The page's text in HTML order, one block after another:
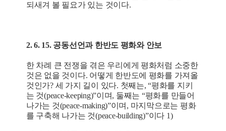
되새겨 볼 필요가 있는 것이다.
2. 6. 15. 공동선언과 한반도 평화와 안보
한 차례 큰 전쟁을 겪은 우리에게 평화처럼 소중한
것은 없을 것이다. 어떻게 한반도에 평화를 가져올
것인가? 세 가지 길이 있다. 첫째는, “평화를 지키
는 것(peace-keeping)”이며, 둘째는 “평화를 만들어
나가는 것(peace-making)”이며, 마지막으로는 평화
를 구축해 나가는 것(peace-building)”이다 1)